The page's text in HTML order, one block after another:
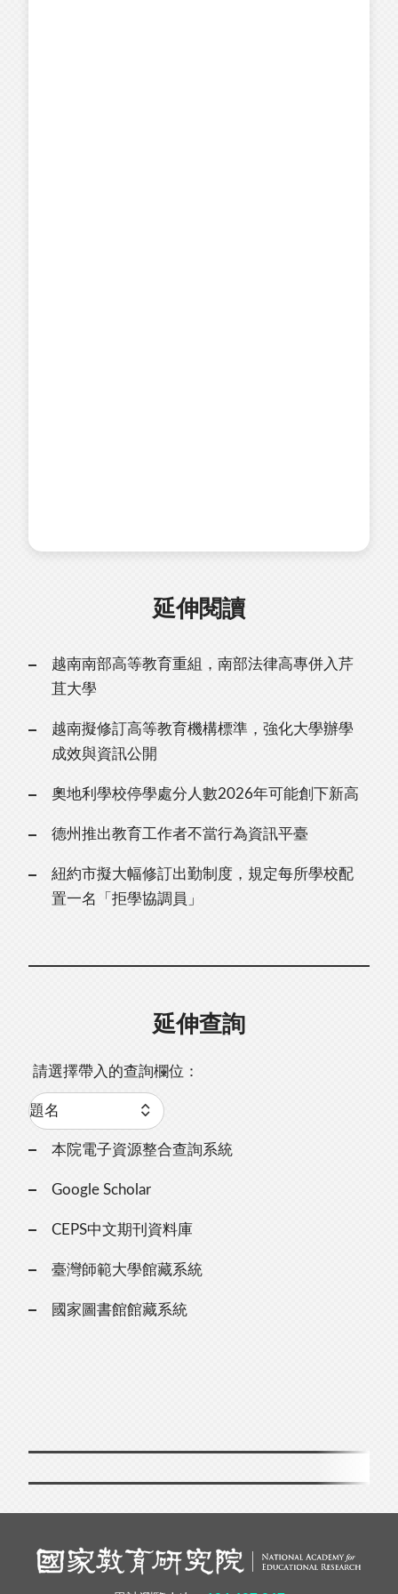
延伸閱讀
越南南部高等教育重組，南部法律高專併入芹
苴大學
越南擬修訂高等教育機構標準，強化大學辦學
成效與資訊公開
奧地利學校停學處分人數2026年可能創下新高
德州推出教育工作者不當行為資訊平臺
紐約市擬大幅修訂出勤制度，規定每所學校配
置一名「拒學協調員」
延伸查詢
請選擇帶入的查詢欄位：
本院電子資源整合查詢系統
Google Scholar
CEPS中文期刊資料庫
臺灣師範大學館藏系統
國家圖書館館藏系統